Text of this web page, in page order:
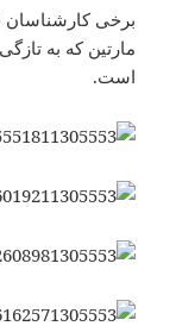
برخی کارشناسان
است.